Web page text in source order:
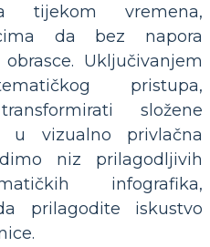
tijekom vremena,
da bez napora
Uključivanjem
pristupa,
složene
u vizualno privlačna
niz prilagodljivih
infografika,
prilagodite iskustvo